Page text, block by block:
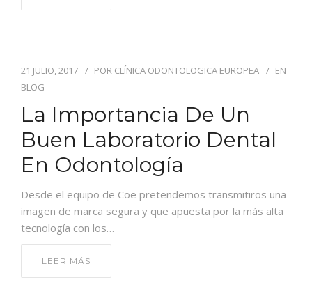
21 JULIO, 2017 POR CLÍNICA ODONTOLOGICA EUROPEA
EN
BLOG
La Importancia De Un
Buen Laboratorio Dental
En Odontología
Desde el equipo de Coe pretendemos transmitiros una
imagen de marca segura y que apuesta por la más alta
tecnología con los…
LEER MÁS